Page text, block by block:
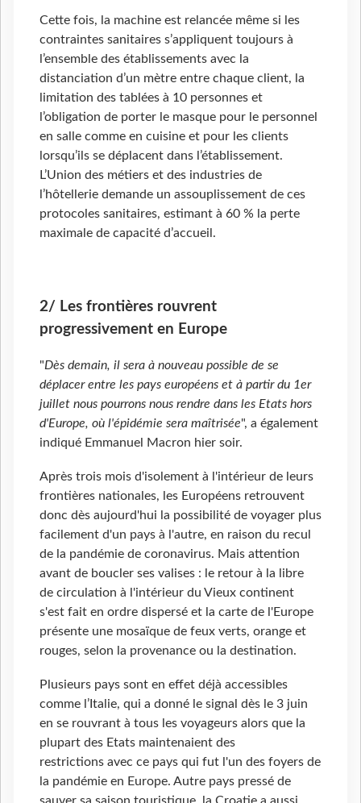
Cette fois, la machine est relancée même si les
contraintes sanitaires s’appliquent toujours à
l’ensemble des établissements avec la
distanciation d’un mètre entre chaque client, la
limitation des tablées à 10 personnes et
l’obligation de porter le masque pour le personnel
en salle comme en cuisine et pour les clients
lorsqu’ils se déplacent dans l’établissement.
L’Union des métiers et des industries de
l’hôtellerie demande un assouplissement de ces
protocoles sanitaires, estimant à 60 % la perte
maximale de capacité d’accueil.
2/ Les frontières rouvrent
progressivement en Europe
"Dès demain, il sera à nouveau possible de se
déplacer entre les pays européens et à partir du 1er
juillet nous pourrons nous rendre dans les Etats hors
d'Europe, où l'épidémie sera maîtrisée", a également
indiqué Emmanuel Macron hier soir.
Après trois mois d'isolement à l'intérieur de leurs
frontières nationales, les Européens retrouvent
donc dès aujourd'hui la possibilité de voyager plus
facilement d'un pays à l'autre, en raison du recul
de la pandémie de coronavirus. Mais attention
avant de boucler ses valises : le retour à la libre
de circulation à l'intérieur du Vieux continent
s'est fait en ordre dispersé et la carte de l'Europe
présente une mosaïque de feux verts, orange et
rouges, selon la provenance ou la destination.
Plusieurs pays sont en effet déjà accessibles
comme l’Italie, qui a donné le signal dès le 3 juin
en se rouvrant à tous les voyageurs alors que la
plupart des Etats maintenaient des
restrictions avec ce pays qui fut l'un des foyers de
la pandémie en Europe. Autre pays pressé de